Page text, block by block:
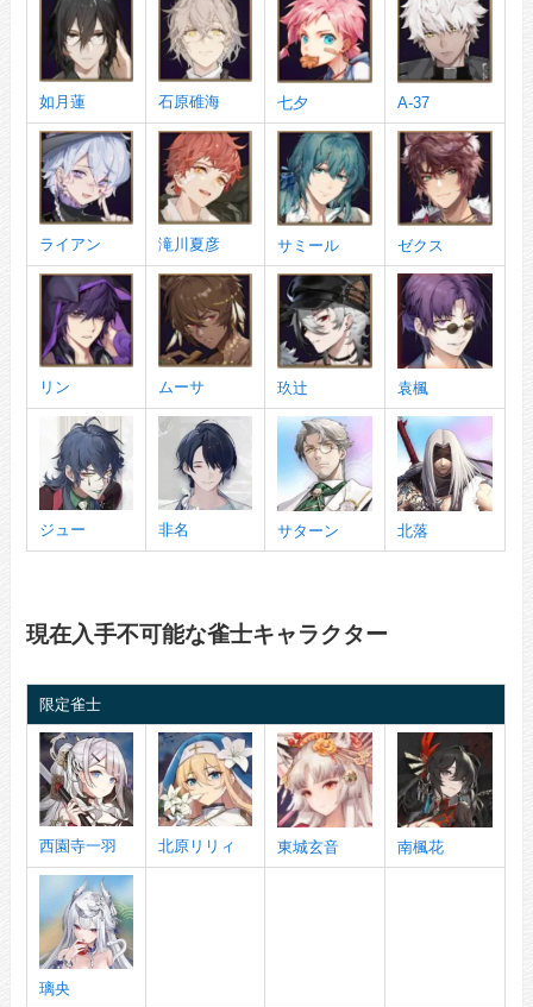
如月蓮 石原碓海 七夕 A-37
ライアン 滝川夏彦 サミール ゼクス
リン ムーサ 玖辻 袁楓
ジュー 非名 サターン 北落
現在入手不可能な雀士キャラクター
限定雀士
西園寺一羽 北原リリィ 東城玄音 南楓花
璃央